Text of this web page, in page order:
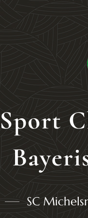
SC